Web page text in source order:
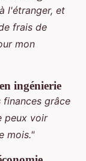
l'étranger, et
frais de
mon
ingénierie
finances grâce
peux voir
mois."